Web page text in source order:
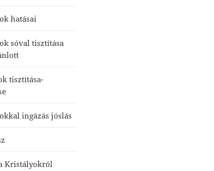
hatásai
sóval tisztítása
tisztítása-
ingázás jóslás
Kristályokról